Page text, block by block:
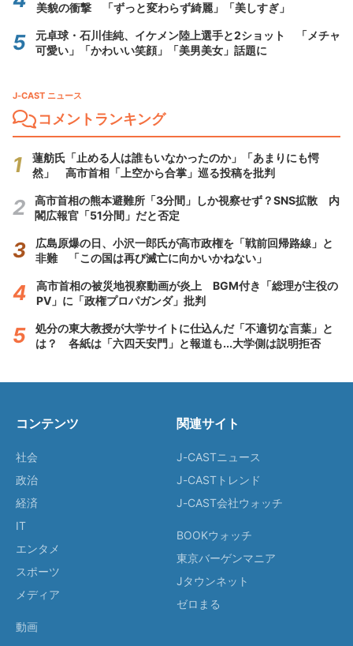
美貌の衝撃 「ずっと変わらず綺麗」「美しすぎ」
元卓球・石川佳純、イケメン陸上選手と2ショット 「メチャ
可愛い」「かわいい笑顔」「美男美女」話題に
J-CAST ニュース
コメントランキング
蓮舫氏「止める人は誰もいなかったのか」「あまりにも愕
然」 高市首相「上空から合掌」巡る投稿を批判
高市首相の熊本避難所「3分間」しか視察せず？SNS拡散 内
閣広報官「51分間」だと否定
広島原爆の日、小沢一郎氏が高市政権を「戦前回帰路線」と
非難 「この国は再び滅亡に向かいかねない」
高市首相の被災地視察動画が炎上 BGM付き「総理が主役の
PV」に「政権プロパガンダ」批判
処分の東大教授が大学サイトに仕込んだ「不適切な言葉」と
は？ 各紙は「六四天安門」と報道も...大学側は説明拒否
コンテンツ
社会
政治
経済
IT
エンタメ
スポーツ
メディア
動画
関連サイト
J-CASTニュース
J-CASTトレンド
J-CAST会社ウォッチ
BOOKウォッチ
東京バーゲンマニア
Jタウンネット
ゼロまる